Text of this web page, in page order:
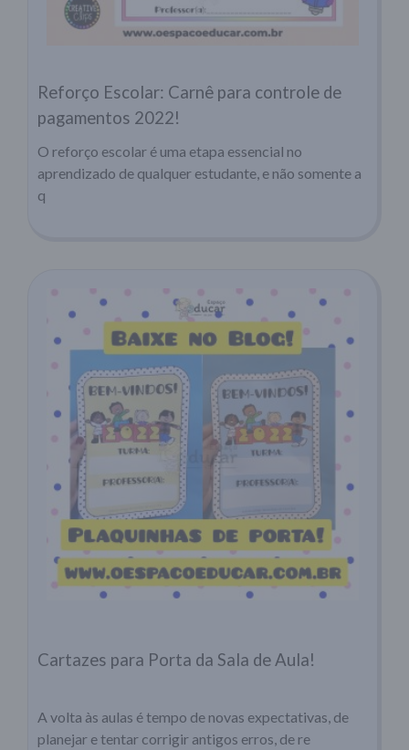
Reforço Escolar: Carnê para controle de
pagamentos 2022!
O reforço escolar é uma etapa essencial no
aprendizado de qualquer estudante, e não somente a
q
Cartazes para Porta da Sala de Aula!
A volta às aulas é tempo de novas expectativas, de
planejar e tentar corrigir antigos erros, de re